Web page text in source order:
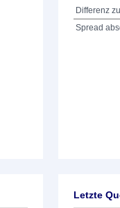
Differenz
Spread
Letzte